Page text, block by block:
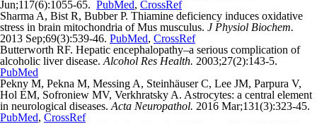
Jun;117(6):1055-65. PubMed, CrossRef
Sharma A, Bist R, Bubber P. Thiamine deficiency induces oxidative
stress in brain mitochondria of Mus musculus. J Physiol Biochem.
2013 Sep;69(3):539-46. PubMed, CrossRef
Butterworth RF. Hepatic encephalopathy–a serious complication of
alcoholic liver disease. Alcohol Res Health. 2003;27(2):143-5.
PubMed
Pekny M, Pekna M, Messing A, Steinhäuser C, Lee JM, Parpura V,
Hol EM, Sofroniew MV, Verkhratsky A. Astrocytes: a central element
in neurological diseases. Acta Neuropathol. 2016 Mar;131(3):323-45.
PubMed, CrossRef